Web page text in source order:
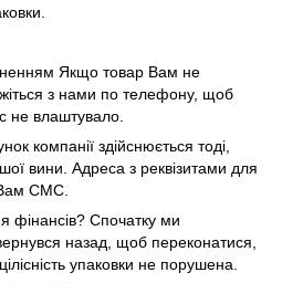
Якщо товар Вам не
з нами по телефону, щоб
не влаштувало.
компанії здійснюється тоді,
вини. Адреса з реквізитами для
Вам СМС.
фінансів? Спочатку ми
назад, щоб переконатися,
упаковки не порушена.